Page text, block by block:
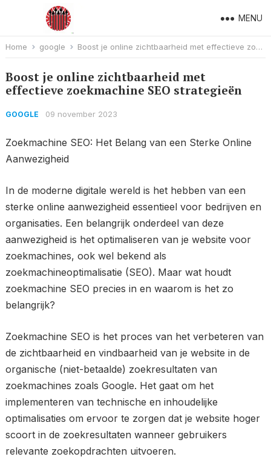
MENU
Home google Boost je online zichtbaarheid met effectieve zoekmachine SEO strategieën
Boost je online zichtbaarheid met
effectieve zoekmachine SEO strategieën
GOOGLE 09 november 2023
Zoekmachine SEO: Het Belang van een Sterke Online
Aanwezigheid
In de moderne digitale wereld is het hebben van een
sterke online aanwezigheid essentieel voor bedrijven en
organisaties. Een belangrijk onderdeel van deze
aanwezigheid is het optimaliseren van je website voor
zoekmachines, ook wel bekend als
zoekmachineoptimalisatie (SEO). Maar wat houdt
zoekmachine SEO precies in en waarom is het zo
belangrijk?
Zoekmachine SEO is het proces van het verbeteren van
de zichtbaarheid en vindbaarheid van je website in de
organische (niet-betaalde) zoekresultaten van
zoekmachines zoals Google. Het gaat om het
implementeren van technische en inhoudelijke
optimalisaties om ervoor te zorgen dat je website hoger
scoort in de zoekresultaten wanneer gebruikers
relevante zoekopdrachten uitvoeren.